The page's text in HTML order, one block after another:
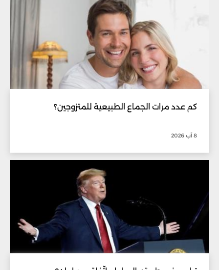
كم عدد مرات الجماع الطبيعية للمتزوجين؟
8 آب 2026